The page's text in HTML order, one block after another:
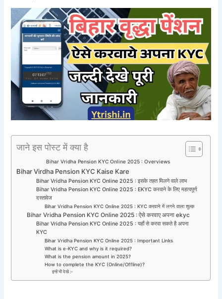
जाने इस पोस्ट में क्या है
Bihar Vridha Pension KYC Online 2025 : Overviews
Bihar Virdha Pension KYC Kaise Kare
Bihar Vridha Pension KYC Online 2025 : इसके तहत मिलने वाले लाभ
Bihar Vridha Pension KYC Online 2025 : EKYC करवाने के लिए महत्वपूर्ण
दस्तावेज
Bihar Vridha Pension KYC Online 2025 : KYC करवाने में लगने वाला शुल्क
Bihar Vridha Pension KYC Online 2025 : ऐसे करवाए अपना ekyc
Bihar Vridha Pension KYC Online 2025 : यहाँ से करवा सकते है अपना
KYC
Bihar Vridha Pension KYC Online 2025 : Important Links
What is e-KYC and why is it required?
What is the pension amount in 2025?
How to complete the KYC (Online/Offline)?
इन्हें भी देखे :-